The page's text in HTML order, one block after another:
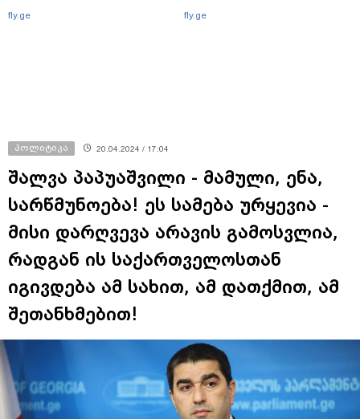
fly.ge fly.ge
პოლიტიკა 20.04.2024 / 17:04
შალვა პაპუაშვილი - მამული, ენა,
სარწმუნოება! ეს სამება ურყევია -
მისი დარღვევა არავის გამოსვლია,
რადგან ის საქართველოსთან
იგივდება ამ სახით, ამ დათქმით, ამ
შეთანხმებით!